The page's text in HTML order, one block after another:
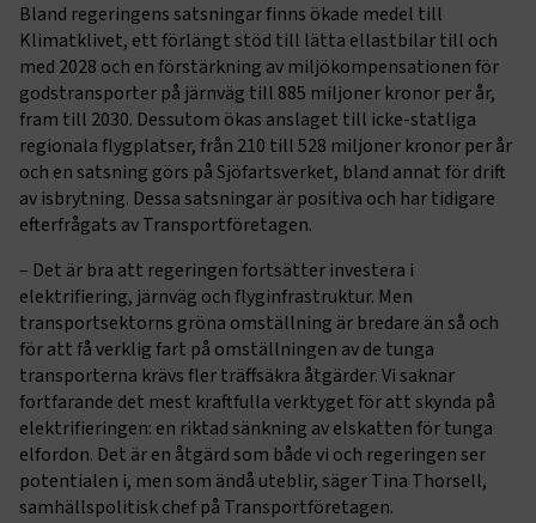
Bland regeringens satsningar finns ökade medel till
Klimatklivet, ett förlängt stöd till lätta ellastbilar till och
med 2028 och en förstärkning av miljökompensationen för
godstransporter på järnväg till 885 miljoner kronor per år,
fram till 2030. Dessutom ökas anslaget till icke-statliga
regionala flygplatser, från 210 till 528 miljoner kronor per år
och en satsning görs på Sjöfartsverket, bland annat för drift
av isbrytning. Dessa satsningar är positiva och har tidigare
efterfrågats av Transportföretagen.
– Det är bra att regeringen fortsätter investera i
elektrifiering, järnväg och flyginfrastruktur. Men
transportsektorns gröna omställning är bredare än så och
för att få verklig fart på omställningen av de tunga
transporterna krävs fler träffsäkra åtgärder. Vi saknar
fortfarande det mest kraftfulla verktyget för att skynda på
elektrifieringen: en riktad sänkning av elskatten för tunga
elfordon. Det är en åtgärd som både vi och regeringen ser
potentialen i, men som ändå uteblir, säger Tina Thorsell,
samhällspolitisk chef på Transportföretagen.